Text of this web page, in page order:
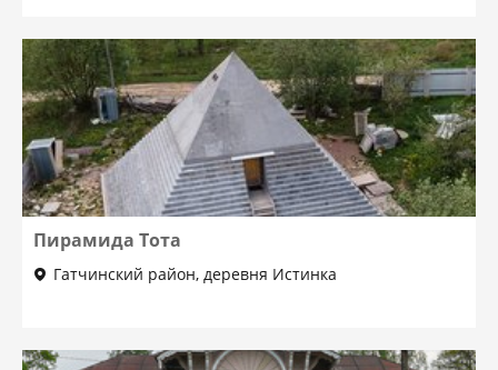
Пирамида Тота
Гатчинский район, деревня Истинка